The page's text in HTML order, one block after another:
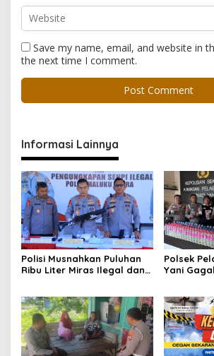
Save my name, email, and website in
the next time I comment.
Informasi Lainnya
Polisi Musnahkan Puluhan
Ribu Liter Miras Ilegal dan
Lintas Negara
Polsek
Yani
Kapal